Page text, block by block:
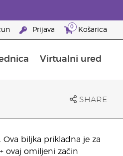
Prijava 0 Košarica
Virtualni ured
SHARE
Ova biljka prikladna je za
ovaj omiljeni začin